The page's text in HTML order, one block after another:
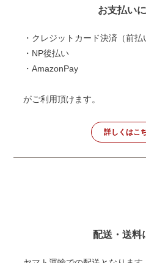
お支払い
・クレジットカード決済（前払
・NP後払い
・AmazonPay
がご利用頂けます。
詳しくはこ
配送・送料